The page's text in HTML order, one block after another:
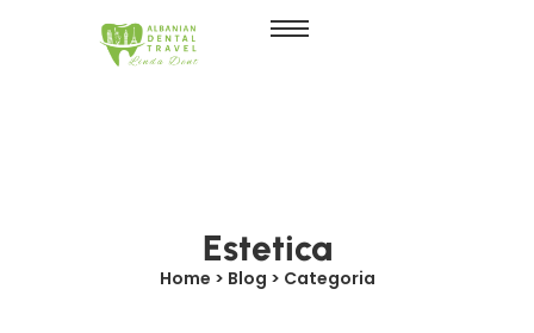
Estetica
Home > Blog > Categoria